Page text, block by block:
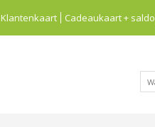
Klantenkaart Cadeaukaart + saldo